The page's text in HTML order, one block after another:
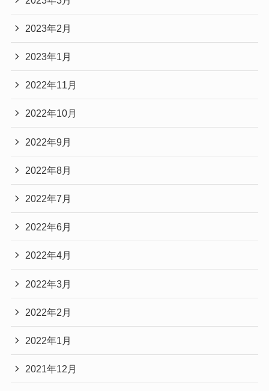
2023年2月
2023年1月
2022年11月
2022年10月
2022年9月
2022年8月
2022年7月
2022年6月
2022年4月
2022年3月
2022年2月
2022年1月
2021年12月